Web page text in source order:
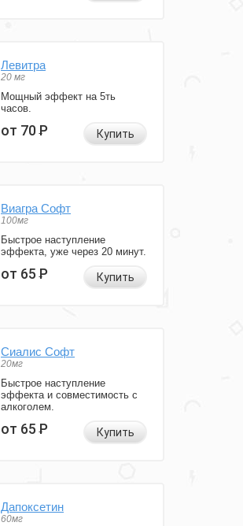
Левитра
20 мг
Мощный эффект на 5ть
часов.
от 70Р Купить
Виагра Софт
100мг
Быстрое наступление
эффекта, уже через 20 минут.
от 65Р Купить
Сиалис Софт
20мг
Быстрое наступление
эффекта и совместимость с
алкоголем.
от 65Р Купить
Дапоксетин
60мг